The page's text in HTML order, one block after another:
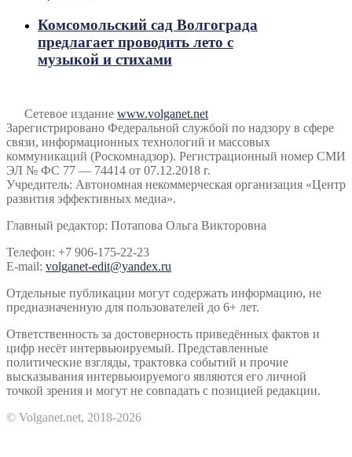
Комсомольский сад Волгограда
предлагает проводить лето с
музыкой и стихами
Сетевое издание www.volganet.net
Зарегистрировано Федеральной службой по надзору в сфере
связи, информационных технологий и массовых
коммуникаций (Роскомнадзор). Регистрационный номер СМИ
ЭЛ № ФС 77 — 74414 от 07.12.2018 г.
Учредитель: Автономная некоммерческая организация «Центр
развития эффективных медиа».
Главный редактор: Потапова Ольга Викторовна
Телефон: +7 906-175-22-23
E-mail: volganet-edit@yandex.ru
Отдельные публикации могут содержать информацию, не
предназначенную для пользователей до 6+ лет.
Ответственность за достоверность приведённых фактов и
цифр несёт интервьюируемый. Представленные
политические взгляды, трактовка событий и прочие
высказывания интервьюируемого являются его личной
точкой зрения и могут не совпадать с позицией редакции.
© Volganet.net, 2018-2026